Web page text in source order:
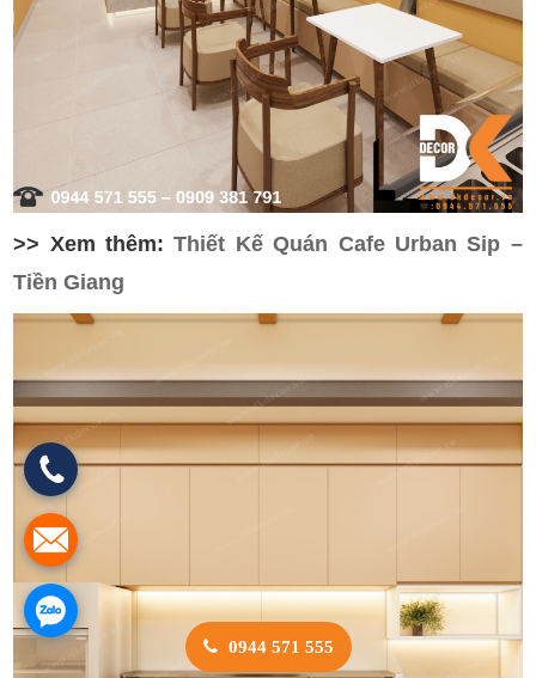
>> Xem thêm:Thiết Kế Quán Cafe Urban Sip –
Tiền Giang
0944 571 555